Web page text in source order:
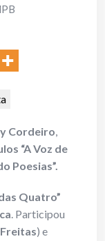
Cordeiro,
“A Voz de
Poesias”.
Quatro”
. Participou
) e